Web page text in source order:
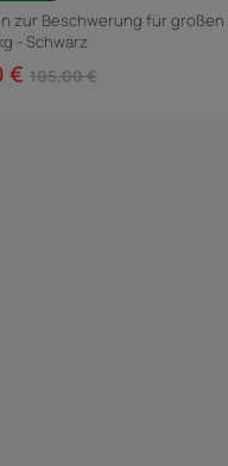
zur Beschwerung für großen
- Schwarz
€ 105,00 €